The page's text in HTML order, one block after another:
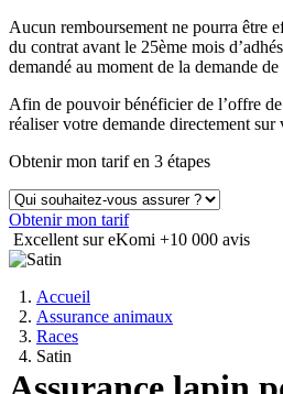
Aucun remboursement ne pourra être
du contrat avant le 25ème mois
demandé au moment de la demande
Afin de pouvoir bénéficier de l’offre
réaliser votre demande directement sur
Obtenir mon tarif en 3 étapes
Obtenir mon tarif
Excellent sur eKomi +10 000 avis
Accueil
Assurance animaux
Races
Satin